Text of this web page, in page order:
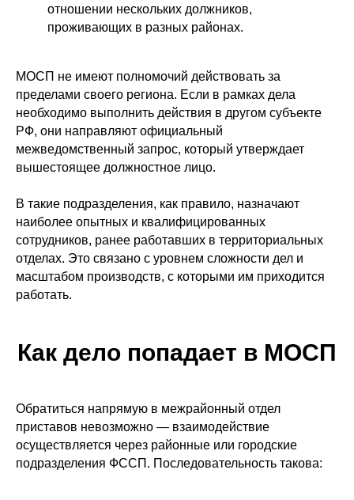
отношении нескольких должников,
проживающих в разных районах.
МОСП не имеют полномочий действовать за
пределами своего региона. Если в рамках дела
необходимо выполнить действия в другом субъекте
РФ, они направляют официальный
межведомственный запрос, который утверждает
вышестоящее должностное лицо.
В такие подразделения, как правило, назначают
наиболее опытных и квалифицированных
сотрудников, ранее работавших в территориальных
отделах. Это связано с уровнем сложности дел и
масштабом производств, с которыми им приходится
работать.
Как дело попадает в МОСП
Обратиться напрямую в межрайонный отдел
приставов невозможно — взаимодействие
осуществляется через районные или городские
подразделения ФССП. Последовательность такова: